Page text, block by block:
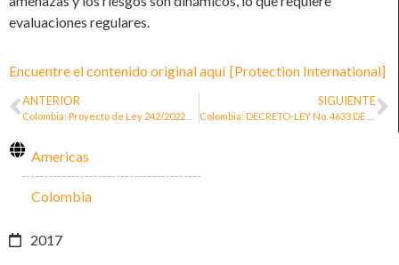
evaluaciones regulares.
Encuentre el contenido original aquí [Protection International]
ANTERIOR SIGUIENTE
Americas
Colombia
2017